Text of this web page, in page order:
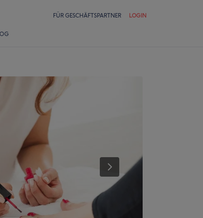
FÜR GESCHÄFTSPARTNER LOGIN